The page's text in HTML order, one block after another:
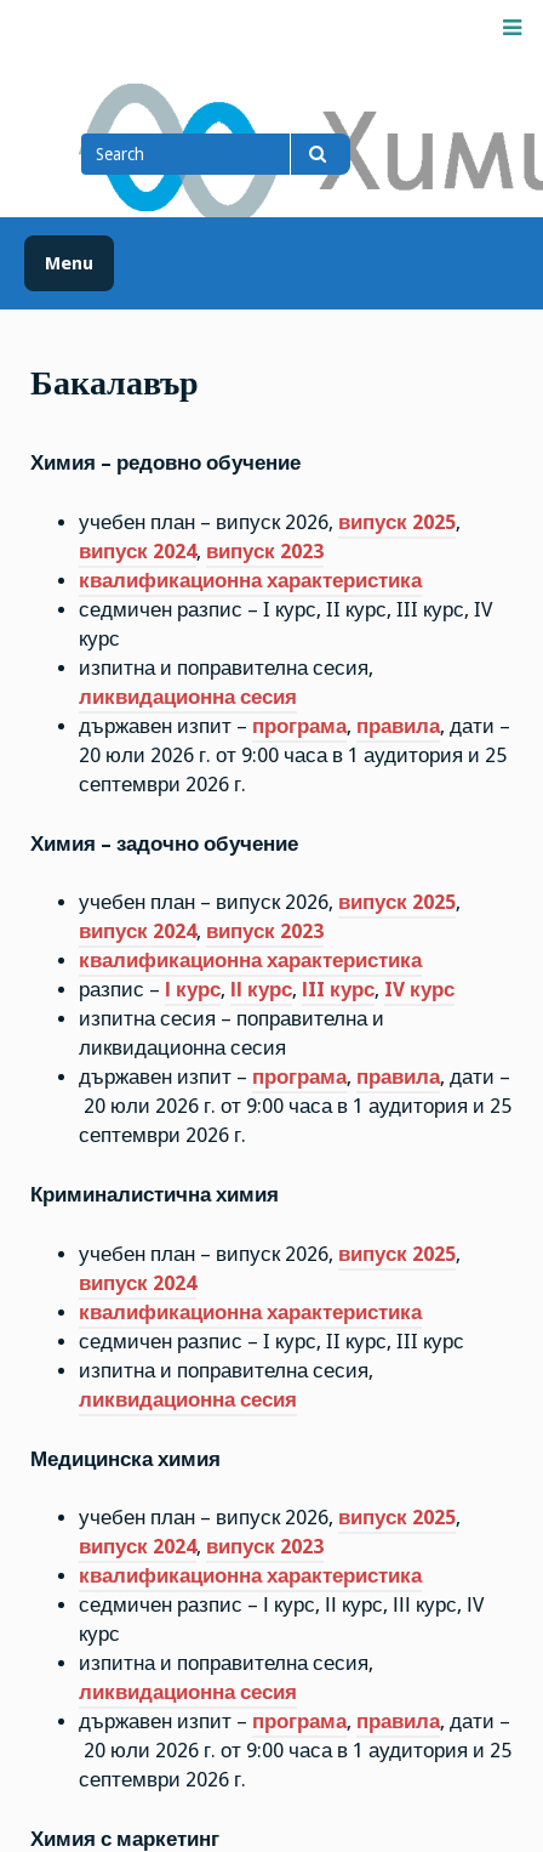
Химически факултет
Search
for
Search
Menu
Бакалавър
Химия – редовно обучение
учебен план – випуск 2026, випуск 2025,
випуск 2024, випуск 2023
квалификационна характеристика
седмичен разпис – I курс, II курс, III курс, IV
курс
изпитна и поправителна сесия,
ликвидационна сесия
държавен изпит – програма, правила, дати –
20 юли 2026 г. от 9:00 часа в 1 аудитория и 25
септември 2026 г.
Химия – задочно обучение
учебен план – випуск 2026, випуск 2025,
випуск 2024, випуск 2023
квалификационна характеристика
разпис –
І курс, ІІ курс, ІII курс, IV курс
изпитна сесия – поправителна и
ликвидационна сесия
държавен изпит – програма, правила, дати –
20 юли 2026 г. от 9:00 часа в 1 аудитория и 25
септември 2026 г.
Криминалистична химия
учебен план – випуск 2026, випуск 2025,
випуск 2024
квалификационна характеристика
седмичен разпис – I курс, II курс, III курс
изпитна и поправителна сесия,
ликвидационна сесия
Медицинска химия
учебен план – випуск 2026, випуск 2025,
випуск 2024, випуск 2023
квалификационна характеристика
седмичен разпис – І курс, ІІ курс, ІІІ курс, ІV
курс
изпитна и поправителна сесия,
ликвидационна сесия
държавен изпит – програма, правила, дати –
20 юли 2026 г. от 9:00 часа в 1 аудитория и 25
септември 2026 г.
Химия с маркетинг